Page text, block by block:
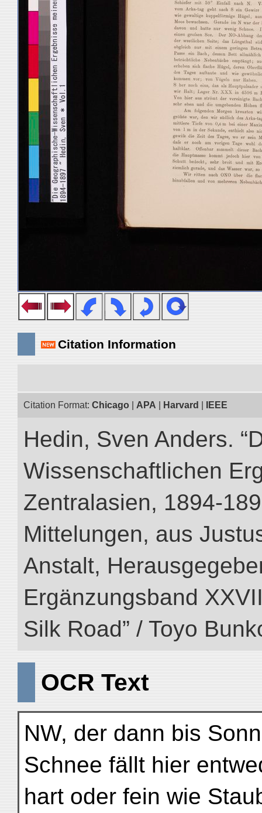
Citation Information
Citation Format: Chicago APA Harvard IEEE
Hedin, Sven Anders.
Wissenschaftlichen
Zentralasien, 1894-
Mittelungen, aus
Anstalt,
Ergänzungsband
Silk Road” / Toyo
OCR Text
NW, der dann bis
Schnee fällt hier
hart oder fein wie